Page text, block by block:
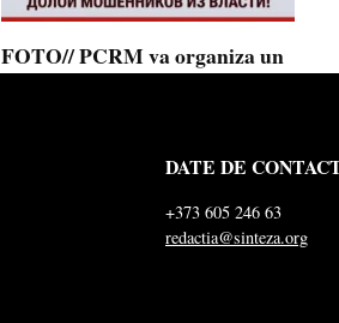
FOTO// PCRM va organiza un
Partidul Comuniștilor din Republica
DATE DE
+373 605 246 63
redactia@sinteza.org